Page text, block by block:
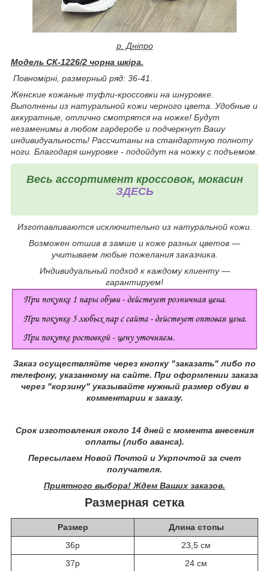
р. Дніпро
Модель СК-1226/2 чорна шкіра.
Повномірні, размерный ряд: 36-41.
Женские кожаные туфли-кроссовки на шнуровке.
Выполнены из натуральной кожи черного цвета. Удобные и
аккуратные, отлично смотрятся на ножке! Будут
незаменимы в любом гардеробе и подчеркнут Вашу
индивидуальность! Рассчитаны на стандартную полноту
ноги. Благодаря шнуровке - подойдут на ножку с подъемом.
Весь ассортимент кроссовок, мокасин
ЗДЕСЬ
Изготавливаются исключительно из натуральной кожи.
Возможен отшив в замше и коже разных цветов ―
учитываем любые пожелания заказчика.
Индивидуальный подход к каждому клиенту ―
гарантируем!
Заказ осуществляйте через кнопку "заказать" либо по
телефону, указанному на сайте. При оформлении заказа
через "корзину" указывайте нужный размер обуви в
комментарии к заказу.
Срок изготовления около 14 дней с момента внесения
оплаты (либо аванса).
Пересылаем Новой Почтой и Укрпочтой за счет
получателя.
Приятного выбора! Ждем Ваших заказов.
Размерная сетка
Размер
Длина стопы
36р
23,5 см
37р
24 см